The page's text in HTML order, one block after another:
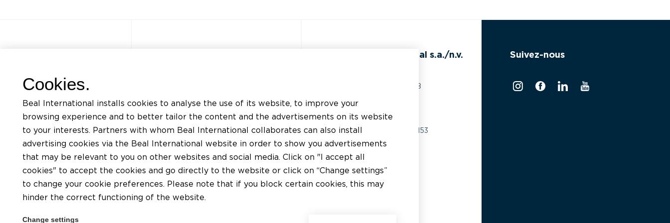
FAQ
Jobs
Contact
Politique de confidentialité
Conditions d’utilisation du site
Charte Cookies
Conditions générales
Listing documents techniques
Demande d’assistance technique
Trouver un applicateur
BEAL International s.a./n.v.
Rue du Tronquoy, 8
TVA: BE0414.592.153
info@beal.be
Suivez-nous
Cookies.
Beal International installs cookies to analyse the use of its website, to improve your
browsing experience and to better tailor the content and the advertisements on its website
to your interests. Partners with whom Beal International collaborates can also install
advertising cookies via the Beal International website in order to show you advertisements
that may be relevant to you on other websites and social media. Click on "I accept all
cookies" to accept the cookies and go directly to the website or click on “Change settings”
to change your cookie preferences. Please note that if you block certain cookies, this may
hinder the correct functioning of the website.
Change settings